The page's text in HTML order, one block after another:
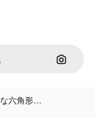
画像で
六角形…